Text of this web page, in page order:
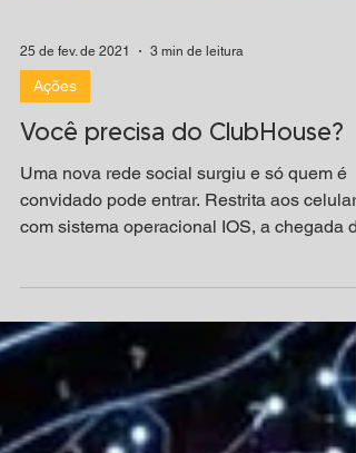
25 de fev. de 2021
Você precisa do ClubHouse?
Uma nova rede social surgiu e só quem é
convidado pode entrar. Restrita aos
Clubhouse...